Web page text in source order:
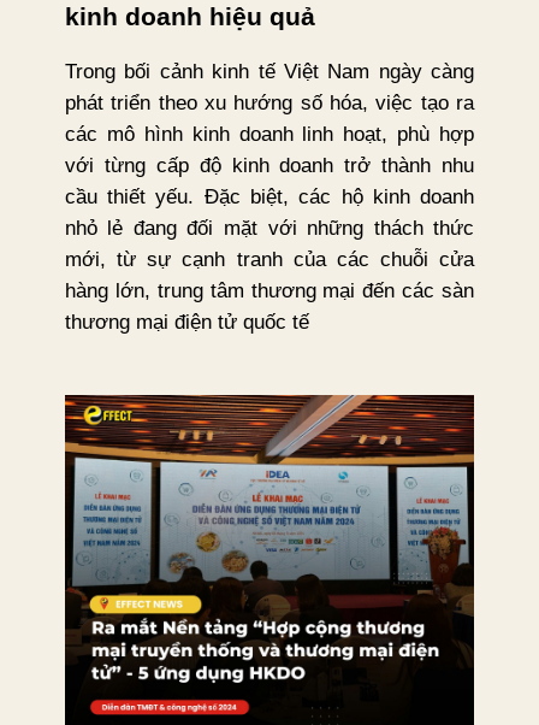
kinh doanh hiệu quả
Trong bối cảnh kinh tế Việt Nam ngày càng
phát triển theo xu hướng số hóa, việc tạo ra
các mô hình kinh doanh linh hoạt, phù hợp
với từng cấp độ kinh doanh trở thành nhu
cầu thiết yếu. Đặc biệt, các hộ kinh doanh
nhỏ lẻ đang đối mặt với những thách thức
mới, từ sự cạnh tranh của các chuỗi cửa
hàng lớn, trung tâm thương mại đến các sàn
thương mại điện tử quốc tế